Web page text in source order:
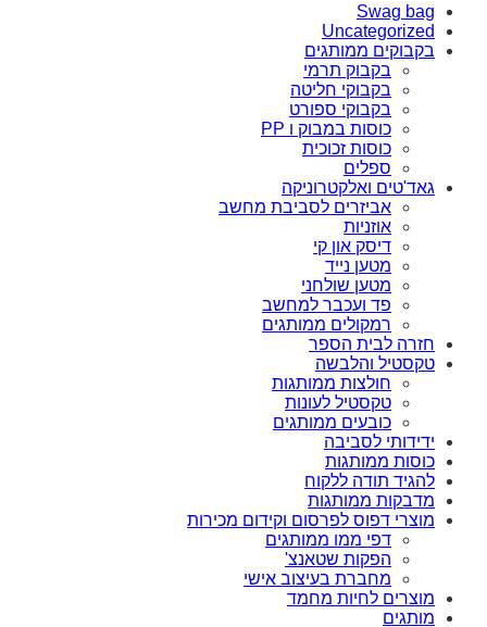
Swag bag
Uncategorized
בקבוקים ממותגים
בקבוק תרמי
בקבוקי חליטה
בקבוקי ספורט
כוסות במבוק ו PP
כוסות זכוכית
ספלים
גאד'טים ואלקטרוניקה
אביזרים לסביבת מחשב
אוזניות
דיסק און קי
מטען נייד
מטען שולחני
פד ועכבר למחשב
רמקולים ממותגים
חזרה לבית הספר
טקסטיל והלבשה
חולצות ממותגות
טקסטיל לעונות
כובעים ממותגים
ידידותי לסביבה
כוסות ממותגות
להגיד תודה ללקוח
מדבקות ממותגות
מוצרי דפוס לפרסום וקידום מכירות
דפי ממו ממותגים
הפקות שטאנצ'
מחברת בעיצוב אישי
מוצרים לחיות מחמד
מותגים